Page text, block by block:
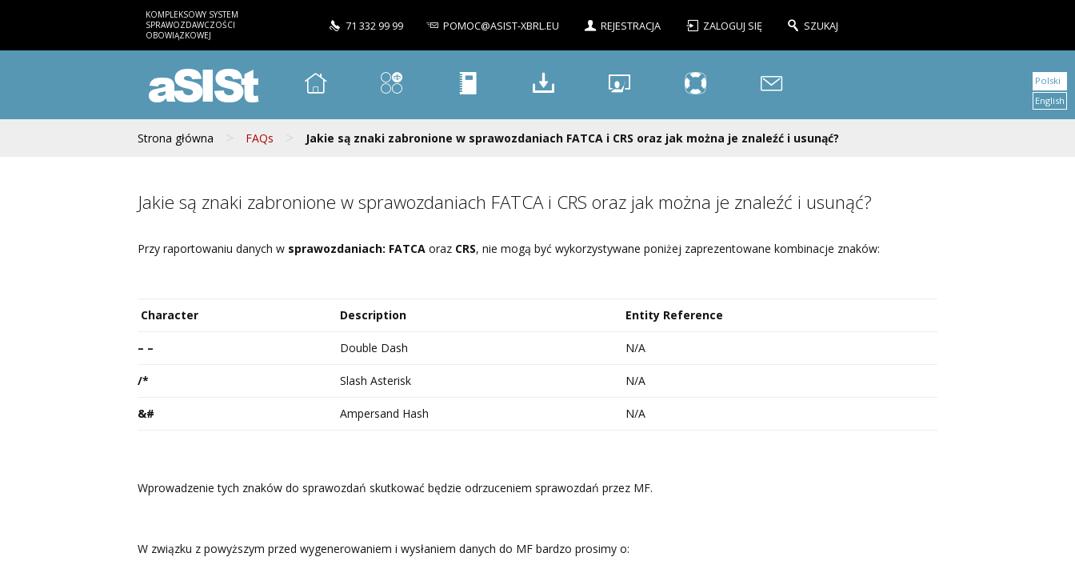
KOMPLEKSOWY SYSTEM
SPRAWOZDAWCZOŚCI
OBOWIĄZKOWEJ
71 332 99 99 POMOC@ASIST-XBRL.EU REJESTRACJA ZALOGUJ SIĘ SZUKAJ
aSISt
Strona główna > FAQs > Jakie są znaki zabronione w sprawozdaniach FATCA i CRS oraz jak można je znaleźć i usunąć?
Polski
English
Jakie są znaki zabronione w sprawozdaniach FATCA i CRS oraz jak można je znaleźć i usunąć?
Przy raportowaniu danych w sprawozdaniach: FATCA oraz CRS, nie mogą być wykorzystywane poniżej zaprezentowane kombinacje znaków:
Character Description Entity Reference
– – Double Dash N/A
/* Slash Asterisk N/A
&# Ampersand Hash N/A
Wprowadzenie tych znaków do sprawozdań skutkować będzie odrzuceniem sprawozdań przez MF.
W związku z powyższym przed wygenerowaniem i wysłaniem danych do MF bardzo prosimy o: